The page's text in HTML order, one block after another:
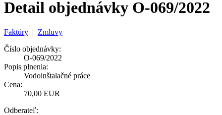
Detail objednávky O-069/2022
Faktúry | Zmluvy
Číslo objednávky:
O-069/2022
Popis plnenia:
Vodoinštalačné práce
Cena:
70,00 EUR
Odberateľ: